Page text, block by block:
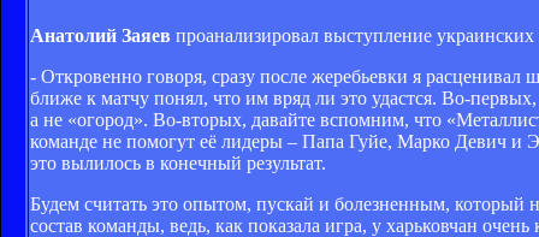
Анатолий Заяев проанализировал выступление
- Откровенно говоря, сразу после жеребьевки я
ближе к матчу понял, что им вряд ли это удастся. Во-
а не «огород». Во-вторых, давайте вспомним, что
команде не помогут её лидеры – Папа Гуйе, Марко Девич и
это вылилось в конечный результат.
Будем считать это опытом, пускай и болезненным,
состав команды, ведь, как показала игра, у харьковчан